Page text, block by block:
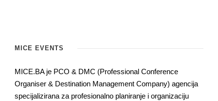
MICE EVENTS
MICE.BA je PCO & DMC (Professional Conference
Organiser & Destination Management Company) agencija
specijalizirana za profesionalno planiranje i organizaciju